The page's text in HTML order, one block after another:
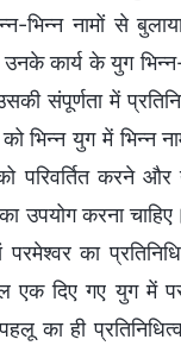
भिन्न नामों से
उनके कार्य के युग
संपूर्णता में
भिन्न युग में भिन्न
परिवर्तित करने और
उपयोग करना
का
एक दिए गए युग में
का ही